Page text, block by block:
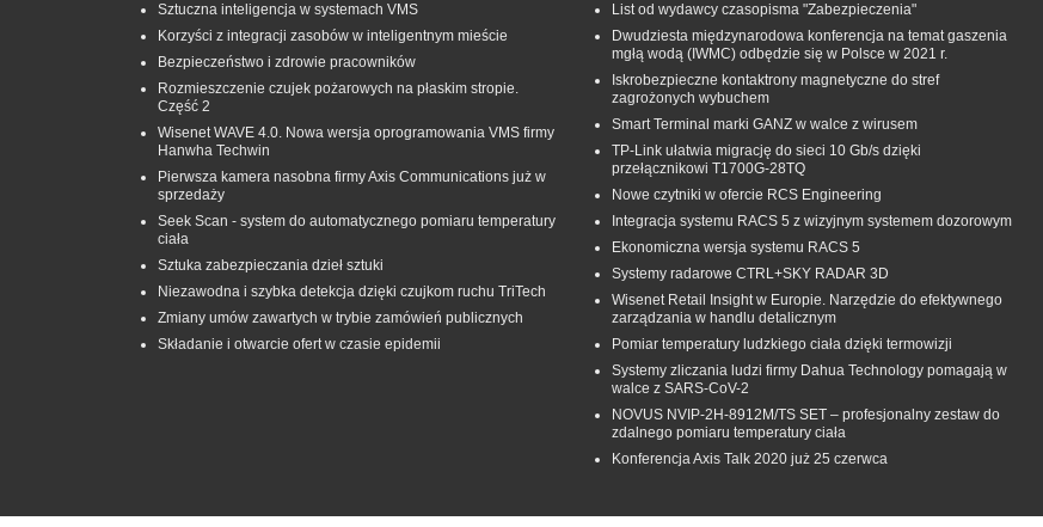
Sztuczna inteligencja w systemach VMS
Korzyści z integracji zasobów w inteligentnym mieście
Bezpieczeństwo i zdrowie pracowników
Rozmieszczenie czujek pożarowych na płaskim stropie.
Część 2
Wisenet WAVE 4.0. Nowa wersja oprogramowania VMS firmy
Hanwha Techwin
Pierwsza kamera nasobna firmy Axis Communications już w
sprzedaży
Seek Scan - system do automatycznego pomiaru temperatury
ciała
Sztuka zabezpieczania dzieł sztuki
Niezawodna i szybka detekcja dzięki czujkom ruchu TriTech
Zmiany umów zawartych w trybie zamówień publicznych
Składanie i otwarcie ofert w czasie epidemii
List od wydawcy czasopisma "Zabezpieczenia"
Dwudziesta międzynarodowa konferencja na temat gaszenia
mgłą wodą (IWMC) odbędzie się w Polsce w 2021 r.
Iskrobezpieczne kontaktrony magnetyczne do stref
zagrożonych wybuchem
Smart Terminal marki GANZ w walce z wirusem
TP-Link ułatwia migrację do sieci 10 Gb/s dzięki
przełącznikowi T1700G‑28TQ
Nowe czytniki w ofercie RCS Engineering
Integracja systemu RACS 5 z wizyjnym systemem dozorowym
Ekonomiczna wersja systemu RACS 5
Systemy radarowe CTRL+SKY RADAR 3D
Wisenet Retail Insight w Europie. Narzędzie do efektywnego
zarządzania w handlu detalicznym
Pomiar temperatury ludzkiego ciała dzięki termowizji
Systemy zliczania ludzi firmy Dahua Technology pomagają w
walce z SARS-CoV-2
NOVUS NVIP-2H-8912M/TS SET – profesjonalny zestaw do
zdalnego pomiaru temperatury ciała
Konferencja Axis Talk 2020 już 25 czerwca